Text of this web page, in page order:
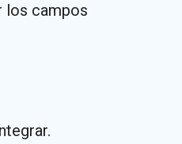
los campos